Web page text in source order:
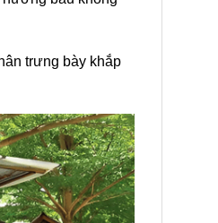
trưng bày khắp